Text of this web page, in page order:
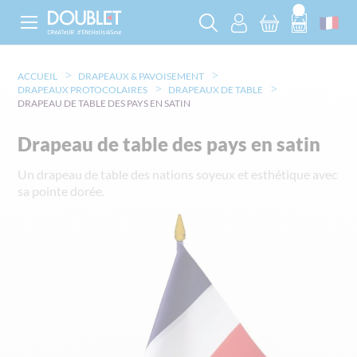
ACCUEIL
DRAPEAUX & PAVOISEMENT
DRAPEAUX PROTOCOLAIRES
DRAPEAUX DE TABLE
DRAPEAU DE TABLE DES PAYS EN SATIN
Drapeau de table des pays en satin
Un drapeau de table des nations soyeux et esthétique avec
sa pointe dorée.